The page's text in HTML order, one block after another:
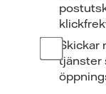
tjänster